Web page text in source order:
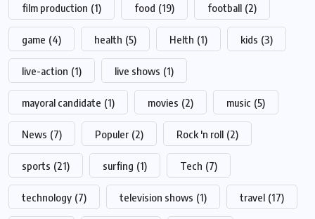
film production (1) food (19) football (2)
game (4) health (5) Helth (1) kids (3)
live-action (1) live shows (1)
mayoral candidate (1) movies (2) music (5)
News (7) Populer (2) Rock 'n roll (2)
sports (21) surfing (1) Tech (7)
technology (7) television shows (1) travel (17)